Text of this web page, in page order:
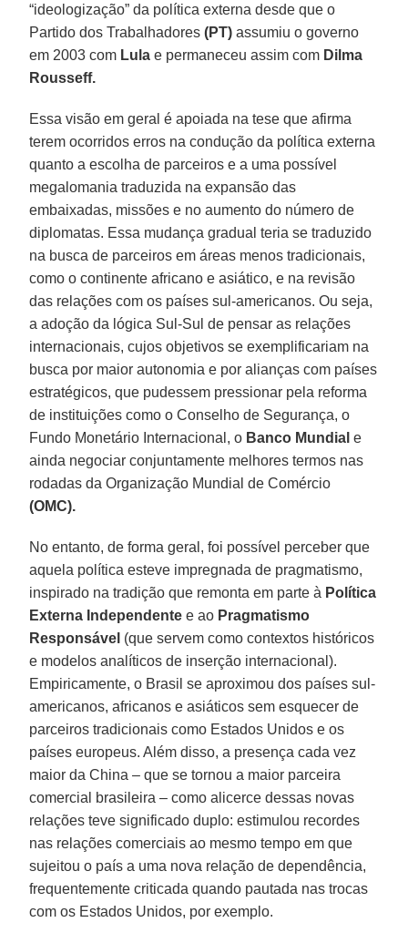
“ideologização” da política externa desde que o
Partido dos Trabalhadores(PT) assumiu o governo
em 2003 com Lula e permaneceu assim com Dilma
Rousseff.
Essa visão em geral é apoiada na tese que afirma
terem ocorridos erros na condução da política externa
quanto a escolha de parceiros e a uma possível
megalomania traduzida na expansão das
embaixadas, missões e no aumento do número de
diplomatas. Essa mudança gradual teria se traduzido
na busca de parceiros em áreas menos tradicionais,
como o continente africano e asiático, e na revisão
das relações com os países sul-americanos. Ou seja,
a adoção da lógica Sul-Sul de pensar as relações
internacionais, cujos objetivos se exemplificariam na
busca por maior autonomia e por alianças com países
estratégicos, que pudessem pressionar pela reforma
de instituições como o Conselho de Segurança, o
Fundo Monetário Internacional, o Banco Mundial e
ainda negociar conjuntamente melhores termos nas
rodadas da Organização Mundial de Comércio
(OMC).
No entanto, de forma geral, foi possível perceber que
aquela política esteve impregnada de pragmatismo,
inspirado na tradição que remonta em parte à Política
Externa Independente e ao Pragmatismo
Responsável (que servem como contextos históricos
e modelos analíticos de inserção internacional).
Empiricamente, o Brasil se aproximou dos países sul-
americanos, africanos e asiáticos sem esquecer de
parceiros tradicionais como Estados Unidos e os
países europeus. Além disso, a presença cada vez
maior da China – que se tornou a maior parceira
comercial brasileira – como alicerce dessas novas
relações teve significado duplo: estimulou recordes
nas relações comerciais ao mesmo tempo em que
sujeitou o país a uma nova relação de dependência,
frequentemente criticada quando pautada nas trocas
com os Estados Unidos, por exemplo.